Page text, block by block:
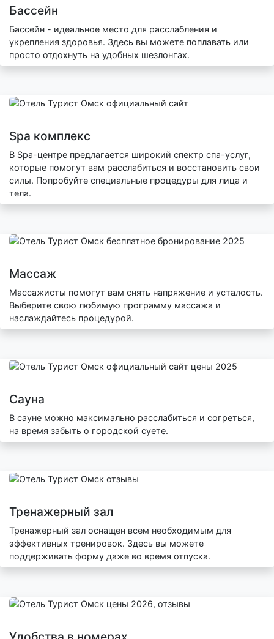
Бассейн
Бассейн - идеальное место для расслабления и
укрепления здоровья. Здесь вы можете поплавать или
просто отдохнуть на удобных шезлонгах.
Spa комплекс
В Spa-центре предлагается широкий спектр спа-услуг,
которые помогут вам расслабиться и восстановить свои
силы. Попробуйте специальные процедуры для лица и
тела.
Массаж
Массажисты помогут вам снять напряжение и усталость.
Выберите свою любимую программу массажа и
наслаждайтесь процедурой.
Сауна
В сауне можно максимально расслабиться и согреться,
на время забыть о городской суете.
Тренажерный зал
Тренажерный зал оснащен всем необходимым для
эффективных тренировок. Здесь вы можете
поддерживать форму даже во время отпуска.